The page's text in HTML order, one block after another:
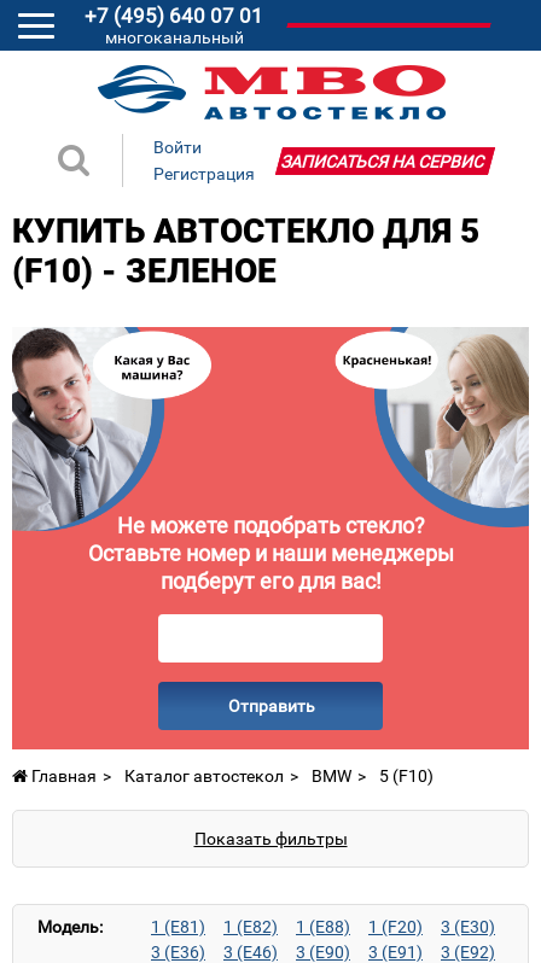
+7 (495) 640 07 01
многоканальный
Войти
Регистрация
ЗАПИСАТЬСЯ НА СЕРВИС
КУПИТЬ АВТОСТЕКЛО ДЛЯ 5
(F10) - ЗЕЛЕНОЕ
Не можете подобрать стекло?
Оставьте номер и наши менеджеры
подберут его для вас!
Отправить
Главная Каталог автостекол BMW 5 (F10)
Показать фильтры
Модель: 1 (E81) 1 (E82) 1 (E88) 1 (F20)
3 (E30)
3 (E36)
3 (E46) 3 (E90) 3 (E91)
3 (E92)